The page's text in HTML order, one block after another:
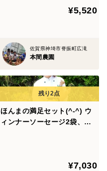
¥5,520
佐賀県神埼市脊振町広滝
本間農園
ほんまの満足セット(^-^) ウ
ィンナーソーセージ2袋、フ
¥7,030